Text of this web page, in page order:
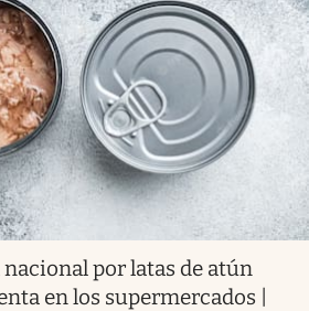
por latas de atún
en los supermercados |